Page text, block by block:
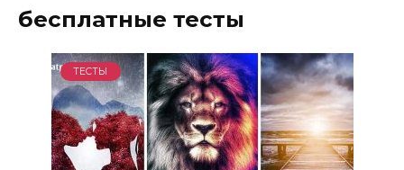
бесплатные тесты
ТЕСТЫ